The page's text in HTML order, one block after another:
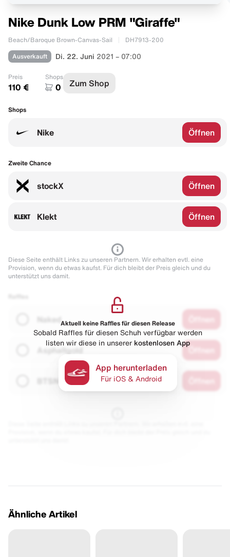
Nike Dunk Low PRM "Giraffe"
Beach/Baroque Brown-Canvas-Sail DH7913-200
Ausverkauft Di. 22. Juni 2021 – 07:00
Preis
110 €
Shops
0 Zum Shop
Shops
Nike Öffnen
Zweite Chance
stockX Öffnen
Klekt Öffnen
Diese Seite enthält Links zu unseren Partnern. Wir erhalten evtl. eine
Provision, wenn du etwas kaufst. Für dich bleibt der Preis gleich und du
unterstützt uns damit.
Naked
Asphaltgold
Aktuell keine Raffles für diesen Release
Sobald Raffles für diesen Schuh verfügbar werden
listen wir diese in unserer kostenlosen App
App herunterladen
Für iOS & Android
Ähnliche Artikel